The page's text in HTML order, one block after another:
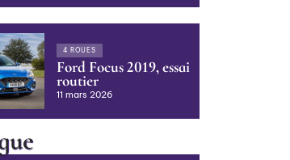
4 ROUES
Ford Focus 2019, essai
routier
11 mars 2026